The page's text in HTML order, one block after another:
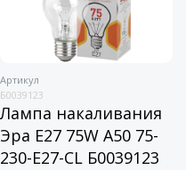
Артикул
Б0039123
Лампа накаливания
Эра E27 75W A50 75-
230-Е27-CL Б0039123